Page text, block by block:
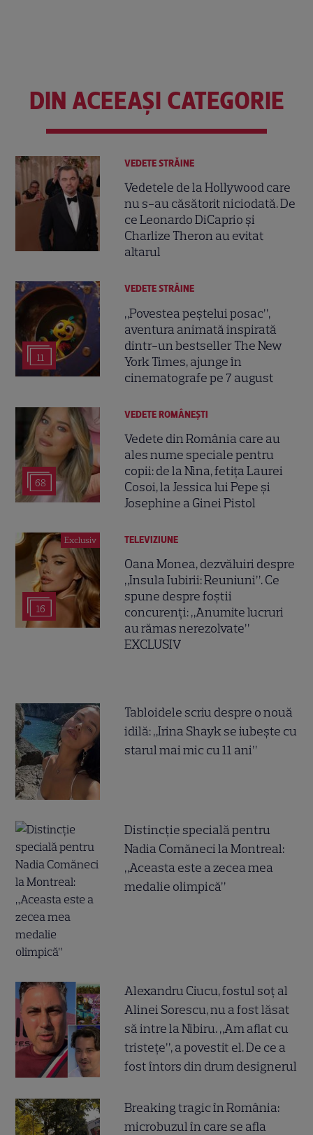
DIN ACEEAȘI CATEGORIE
VEDETE STRĂINE
Vedetele de la Hollywood care
nu s-au căsătorit niciodată. De
ce Leonardo DiCaprio și
Charlize Theron au evitat
altarul
11
VEDETE STRĂINE
„Povestea peștelui posac”,
aventura animată inspirată
dintr-un bestseller The New
York Times, ajunge în
cinematografe pe 7 august
68
VEDETE ROMÂNEŞTI
Vedete din România care au
ales nume speciale pentru
copii: de la Nina, fetița Laurei
Cosoi, la Jessica lui Pepe și
Josephine a Ginei Pistol
Exclusiv
16
TELEVIZIUNE
Oana Monea, dezvăluiri despre
„Insula Iubirii: Reuniuni”. Ce
spune despre foștii
concurenți: „Anumite lucruri
au rămas nerezolvate”
EXCLUSIV
Tabloidele scriu despre o nouă
idilă: „Irina Shayk se iubește cu
starul mai mic cu 11 ani”
Distincție specială pentru
Nadia Comăneci la Montreal:
„Aceasta este a zecea mea
medalie olimpică”
Alexandru Ciucu, fostul soț al
Alinei Sorescu, nu a fost lăsat
să intre la Nibiru. „Am aflat cu
tristețe”, a povestit el. De ce a
fost întors din drum designerul
Breaking tragic în România:
microbuzul în care se afla